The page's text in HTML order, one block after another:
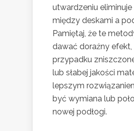
utwardzeniu eliminuje
między deskami a
Pamiętaj, że te
dawać doraźny efekt,
przypadku
lub słabej jakości
lepszym
być wymiana lub
nowej podłogi.